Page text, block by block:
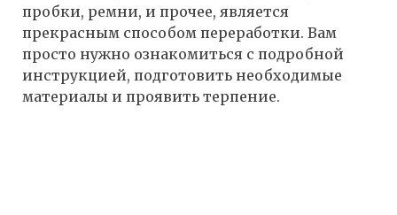
пробки, ремни, и прочее, является
прекрасным способом переработки. Вам
просто нужно ознакомиться с подробной
инструкцией, подготовить необходимые
материалы и проявить терпение.